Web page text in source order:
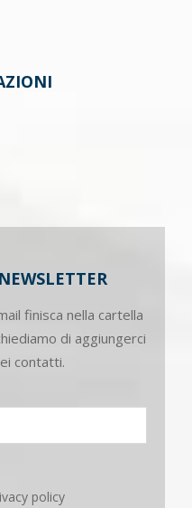
finisca nella cartella
di aggiungerci
contatti.
policy